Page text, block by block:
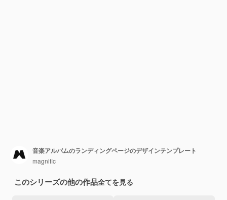
音楽アルバムのランディングページのデザインテンプレート
magnific
このシリーズの他の作品全てを見る